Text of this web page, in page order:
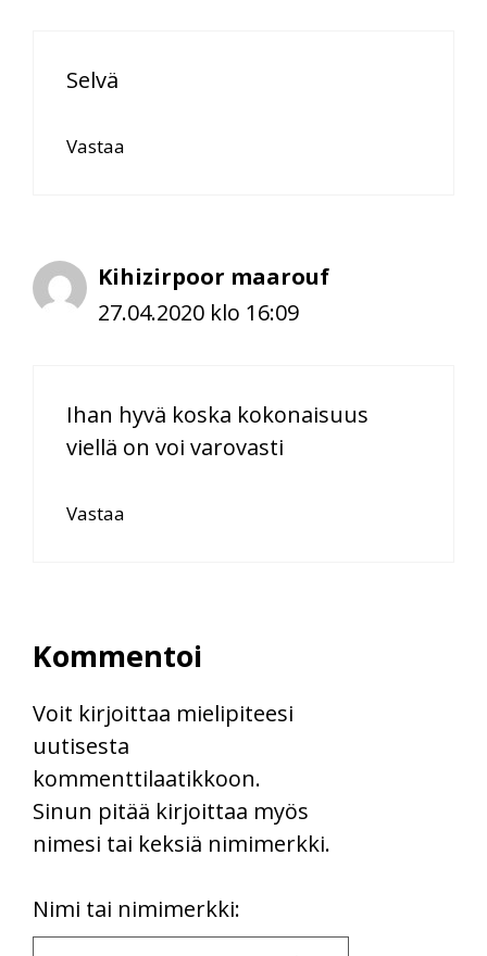
Selvä
Vastaa
Kihizirpoor maarouf
27.04.2020 klo 16:09
Ihan hyvä koska kokonaisuus
viellä on voi varovasti
Vastaa
Kommentoi
Voit kirjoittaa mielipiteesi
uutisesta
kommenttilaatikkoon.
Sinun pitää kirjoittaa myös
nimesi tai keksiä nimimerkki.
Nimi tai nimimerkki:
Name